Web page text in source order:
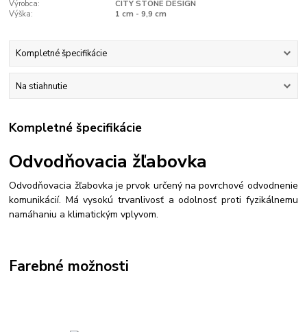
Výrobca:
CITY STONE DESIGN
Výška:
1 cm - 9,9 cm
Kompletné špecifikácie
Na stiahnutie
Kompletné špecifikácie
Odvodňovacia žľabovka
Odvodňovacia žľabovka je prvok určený na povrchové odvodnenie
komunikácií. Má vysokú trvanlivosť a odolnosť proti fyzikálnemu
namáhaniu a klimatickým vplyvom.
Farebné možnosti